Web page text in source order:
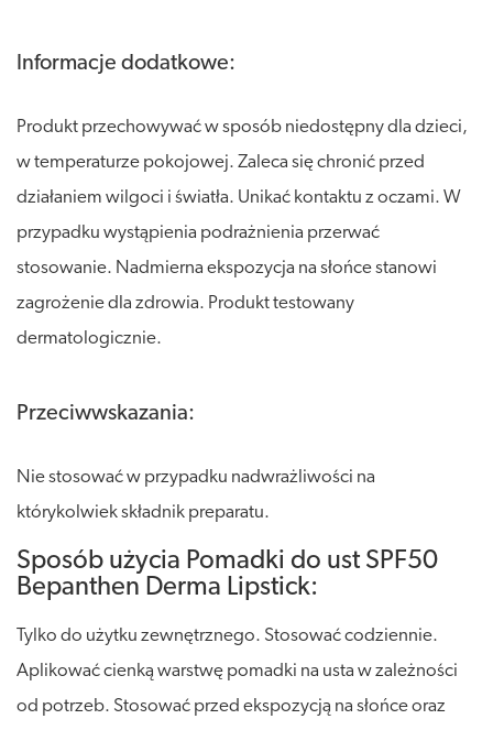
Informacje dodatkowe:
Produkt przechowywać w sposób niedostępny dla dzieci,
w temperaturze pokojowej. Zaleca się chronić przed
działaniem wilgoci i światła. Unikać kontaktu z oczami. W
przypadku wystąpienia podrażnienia przerwać
stosowanie. Nadmierna ekspozycja na słońce stanowi
zagrożenie dla zdrowia. Produkt testowany
dermatologicznie.
Przeciwwskazania:
Nie stosować w przypadku nadwrażliwości na
którykolwiek składnik preparatu.
Sposób użycia Pomadki do ust SPF50
Bepanthen Derma Lipstick:
Tylko do użytku zewnętrznego. Stosować codziennie.
Aplikować cienką warstwę pomadki na usta w zależności
od potrzeb. Stosować przed ekspozycją na słońce oraz